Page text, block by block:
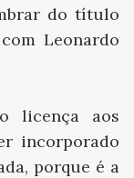
do título
Leonardo
licença aos
incorporado
porque é a